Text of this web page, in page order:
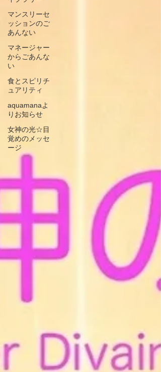
マンスリーセ
ッションのご
あんない
マネージャー
からごあんな
い
食とスピリチ
ュアリティ
aquamanaよ
りお知らせ
女神の光☆目
覚めのメッセ
ージ